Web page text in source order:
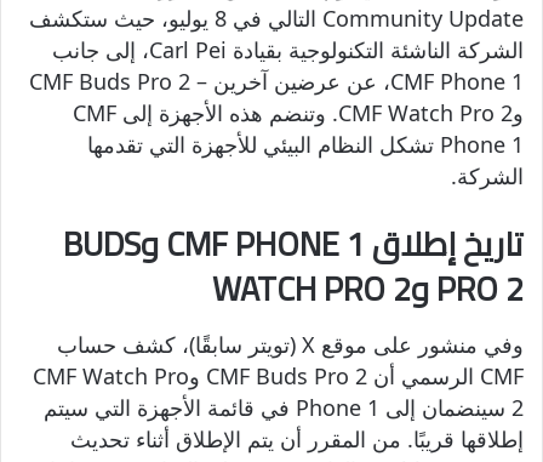
Community Update التالي في 8 يوليو، حيث ستكشف
الشركة الناشئة التكنولوجية بقيادة Carl Pei، إلى جانب
CMF Phone 1، عن عرضين آخرين – CMF Buds Pro 2
وCMF Watch Pro 2. وتنضم هذه الأجهزة إلى CMF
Phone 1 تشكل النظام البيئي للأجهزة التي تقدمها
الشركة.
تاريخ إطلاق CMF PHONE 1 وBUDS
PRO 2 وWATCH PRO 2
وفي منشور على موقع X (تويتر سابقًا)، كشف حساب
CMF الرسمي أن CMF Buds Pro 2 وCMF Watch Pro
2 سينضمان إلى Phone 1 في قائمة الأجهزة التي سيتم
إطلاقها قريبًا. من المقرر أن يتم الإطلاق أثناء تحديث